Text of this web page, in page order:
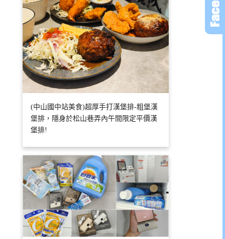
(中山國中站美食)超厚手打漢堡排-粗堡漢
堡排，隱身於松山巷弄內午間限定平價漢
堡排!